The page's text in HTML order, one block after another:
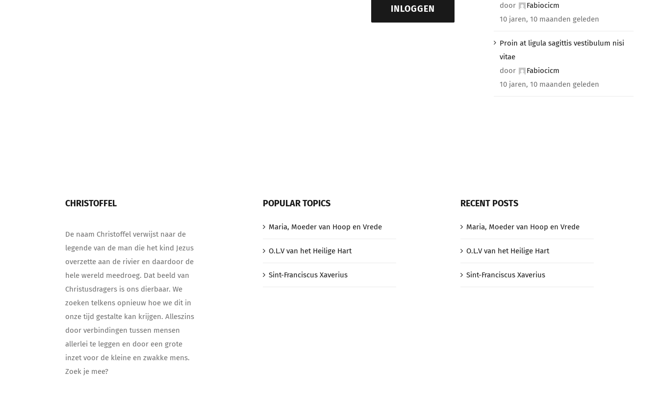
INLOGGEN
door
Fabiocicm
10 jaren, 10 maanden geleden
Proin at ligula sagittis vestibulum nisi
vitae
door
Fabiocicm
10 jaren, 10 maanden geleden
CHRISTOFFEL
De naam Christoffel verwijst naar de
legende van de man die het kind Jezus
overzette aan de rivier en daardoor de
hele wereld meedroeg. Dat beeld van
Christusdragers is ons dierbaar. We
zoeken telkens opnieuw hoe we dit in
onze tijd gestalte kan krijgen. Alleszins
door verbindingen tussen mensen
allerlei te leggen en door een grote
inzet voor de kleine en zwakke mens.
Zoek je mee?
POPULAR TOPICS
Maria, Moeder van Hoop en Vrede
O.L.V van het Heilige Hart
Sint-Franciscus Xaverius
RECENT POSTS
Maria, Moeder van Hoop en Vrede
O.L.V van het Heilige Hart
Sint-Franciscus Xaverius